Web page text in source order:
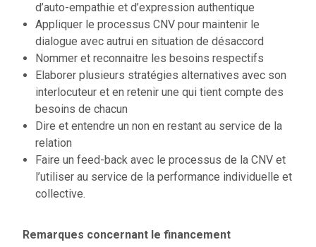
d’auto-empathie et d’expression authentique
Appliquer le processus CNV pour maintenir le
dialogue avec autrui en situation de désaccord
Nommer et reconnaitre les besoins respectifs
Elaborer plusieurs stratégies alternatives avec son
interlocuteur et en retenir une qui tient compte des
besoins de chacun
Dire et entendre un non en restant au service de la
relation
Faire un feed-back avec le processus de la CNV et
l’utiliser au service de la performance individuelle et
collective.
Remarques concernant le financement